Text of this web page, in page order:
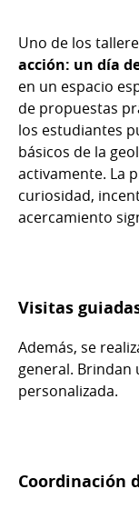
Uno de los
acción: un día
en un espacio
de propuestas
los estudiantes
básicos de la
activamente. La
curiosidad,
acercamiento
Visitas
Además, se
general. Brindan
personalizada.
Coordinación